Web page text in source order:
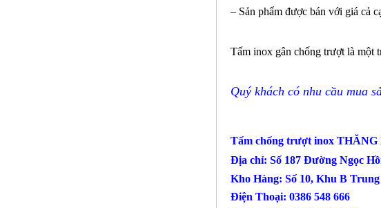
– Sản phẩm được bán với giá cả
Tấm inox gân chống trượt là một
Quý khách có nhu cầu mua
Tấm chống trượt inox THĂNG
Địa chỉ: Số 187 Đường Ngọc
Kho Hàng: Số 10, Khu B
Điện Thoại: 0386 548